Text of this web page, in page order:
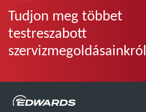
Tudjon meg többet
testreszabott
szervizmegoldásainkról